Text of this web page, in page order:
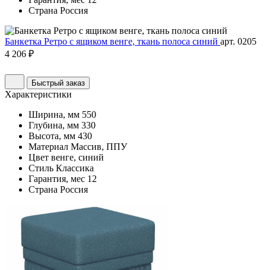
Страна Россия
Банкетка Ретро с ящиком венге, ткань полоса синий арт. 0205
4 206 ₽
Быстрый заказ
Характеристики
Ширина, мм 550
Глубина, мм 330
Высота, мм 430
Материал Массив, ППУ
Цвет венге, синий
Стиль Классика
Гарантия, мес 12
Страна Россия